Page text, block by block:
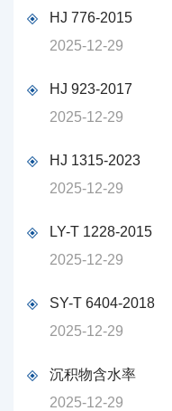
HJ 776-2015
2025-12-29
HJ 923-2017
2025-12-29
HJ 1315-2023
2025-12-29
LY-T 1228-2015
2025-12-29
SY-T 6404-2018
2025-12-29
沉积物含水率
2025-12-29